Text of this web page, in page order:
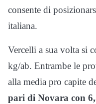
consente di
italiana.
Vercelli a sua volta si
kg/ab. Entrambe le
alla media pro capite
pari di Novara con